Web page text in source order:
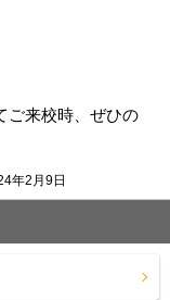
ご来校時、ぜひの
年2月9日